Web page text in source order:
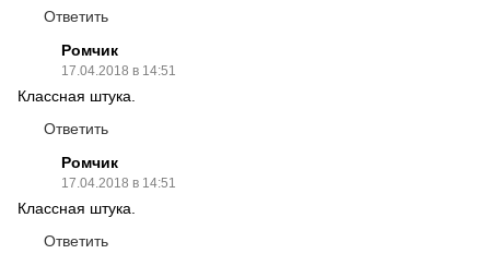
Ответить
Ромчик
17.04.2018 в 14:51
Классная штука.
Ответить
Ромчик
17.04.2018 в 14:51
Классная штука.
Ответить